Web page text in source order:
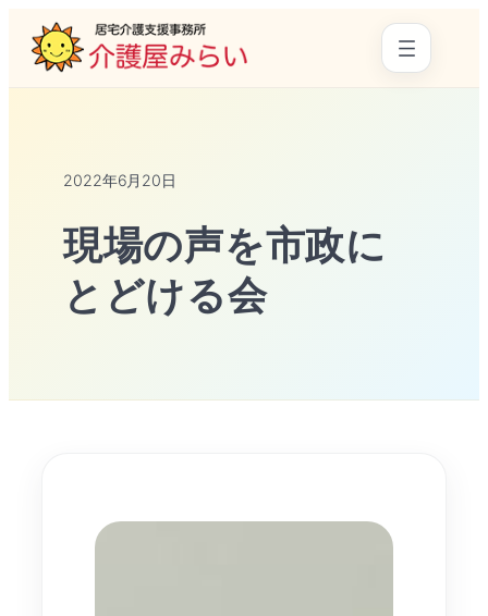
2022年6月20日
現場の声を市政に
とどける会